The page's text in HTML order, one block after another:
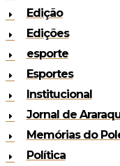
Edição
Edições
esporte
Esportes
Institucional
Jornal de
Memórias do
Política